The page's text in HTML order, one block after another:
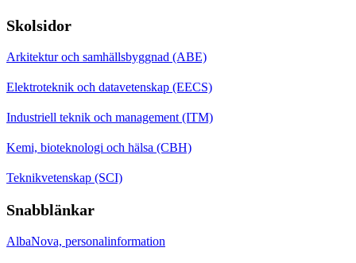
Skolsidor
Arkitektur och samhällsbyggnad (ABE)
Elektroteknik och datavetenskap (EECS)
Industriell teknik och management (ITM)
Kemi, bioteknologi och hälsa (CBH)
Teknikvetenskap (SCI)
Snabblänkar
AlbaNova, personalinformation